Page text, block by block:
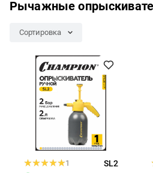
Рычажные
Сортировка
1 SL2